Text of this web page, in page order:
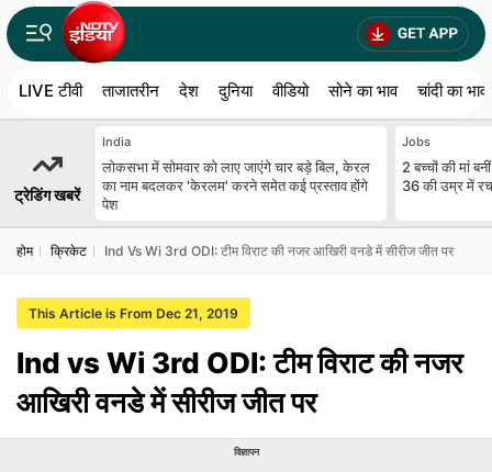
LIVE टीवी ताजातरीन देश दुनिया वीडियो सोने का भाव चांदी का भाव
ट्रेडिंग खबरें
India
लोकसभा में सोमवार को लाए जाएंगे चार बड़े बिल, केरल
का नाम बदलकर 'केरलम' करने समेत कई प्रस्ताव होंगे
पेश
Jobs
2 बच्चों की मां
36 की उम्र में
होम क्रिकेट Ind Vs Wi 3rd ODI: टीम विराट की नजर आखिरी वनडे में सीरीज जीत पर
This Article is From Dec 21, 2019
Ind vs Wi 3rd ODI: टीम विराट की नजर
आखिरी वनडे में सीरीज जीत पर
विज्ञापन